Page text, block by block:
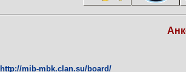
http://mib-mbk.clan.su/board/